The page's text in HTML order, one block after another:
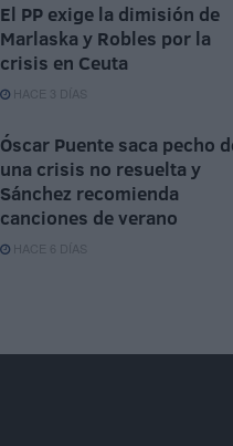
El PP exige la dimisión de
Marlaska y Robles por la
crisis en Ceuta
HACE 3 DÍAS
Óscar Puente saca pecho
una crisis no resuelta y
Sánchez recomienda
canciones de verano
HACE 6 DÍAS